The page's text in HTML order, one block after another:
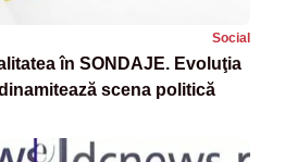
Social
în SONDAJE. Evoluţia
scena politică